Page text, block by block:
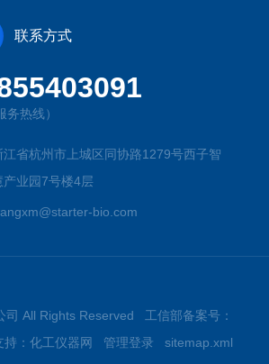
联系方式
务热线）
江省杭州市上城区同协路1279号西子智
产业园7号楼4层
bio.com
All Rights Reserved 工信部备案号：
： 化工仪器网 管理登录 sitemap.xml